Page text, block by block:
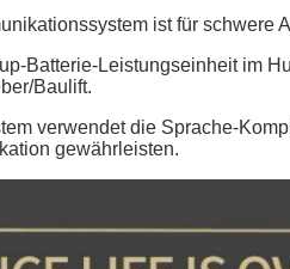
ist für schwere
Batterie-Leistungseinheit im
Baulift.
verwendet die Sprache-
gewährleisten.